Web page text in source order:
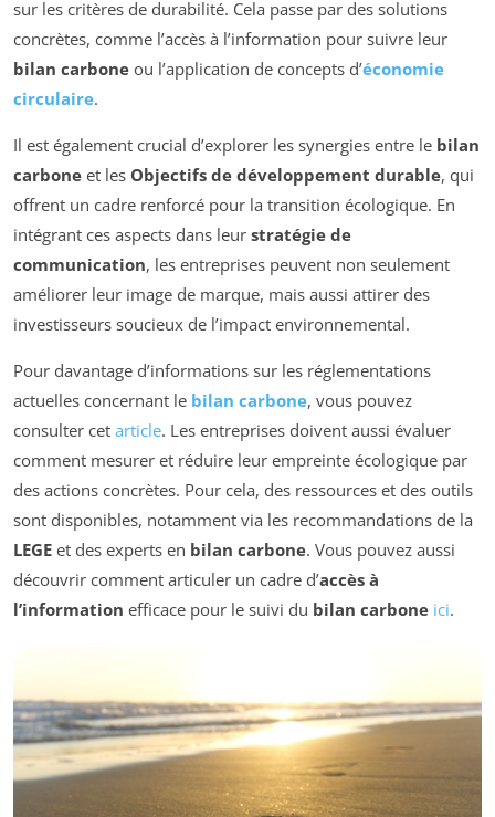
sur les critères de durabilité. Cela passe par des solutions
concrètes, comme l’accès à l’information pour suivre leur
bilan carbone ou l’application de concepts d’économie
circulaire.
Il est également crucial d’explorer les synergies entre le bilan
carbone et les Objectifs de développement durable, qui
offrent un cadre renforcé pour la transition écologique. En
intégrant ces aspects dans leur stratégie de
communication, les entreprises peuvent non seulement
améliorer leur image de marque, mais aussi attirer des
investisseurs soucieux de l’impact environnemental.
Pour davantage d’informations sur les réglementations
actuelles concernant le bilan carbone, vous pouvez
consulter cet article. Les entreprises doivent aussi évaluer
comment mesurer et réduire leur empreinte écologique par
des actions concrètes. Pour cela, des ressources et des outils
sont disponibles, notamment via les recommandations de la
LEGE et des experts en bilan carbone. Vous pouvez aussi
découvrir comment articuler un cadre d’accès à
l’information efficace pour le suivi du bilan carbone ici.